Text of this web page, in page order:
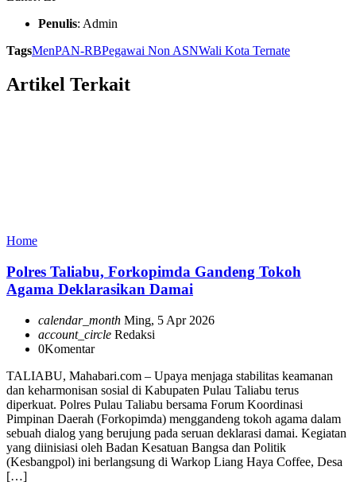
Penulis: Admin
TagsMenPAN-RBPegawai Non ASNWali Kota Ternate
Artikel Terkait
Home
Polres Taliabu, Forkopimda Gandeng Tokoh
Agama Deklarasikan Damai
calendar_month Ming, 5 Apr 2026
account_circle Redaksi
0Komentar
TALIABU, Mahabari.com – Upaya menjaga stabilitas keamanan
dan keharmonisan sosial di Kabupaten Pulau Taliabu terus
diperkuat. Polres Pulau Taliabu bersama Forum Koordinasi
Pimpinan Daerah (Forkopimda) menggandeng tokoh agama dalam
sebuah dialog yang berujung pada seruan deklarasi damai. Kegiatan
yang diinisiasi oleh Badan Kesatuan Bangsa dan Politik
(Kesbangpol) ini berlangsung di Warkop Liang Haya Coffee, Desa
[…]